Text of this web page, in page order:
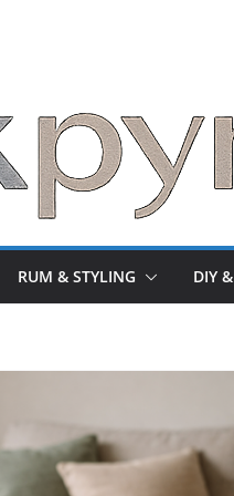
RUM & STYLING DIY